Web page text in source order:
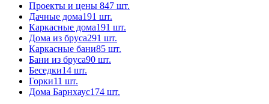
Проекты и цены 847 шт.
Дачные дома191 шт.
Каркасные дома191 шт.
Дома из бруса291 шт.
Каркасные бани85 шт.
Бани из бруса90 шт.
Беседки14 шт.
Горки11 шт.
Дома Барнхаус174 шт.